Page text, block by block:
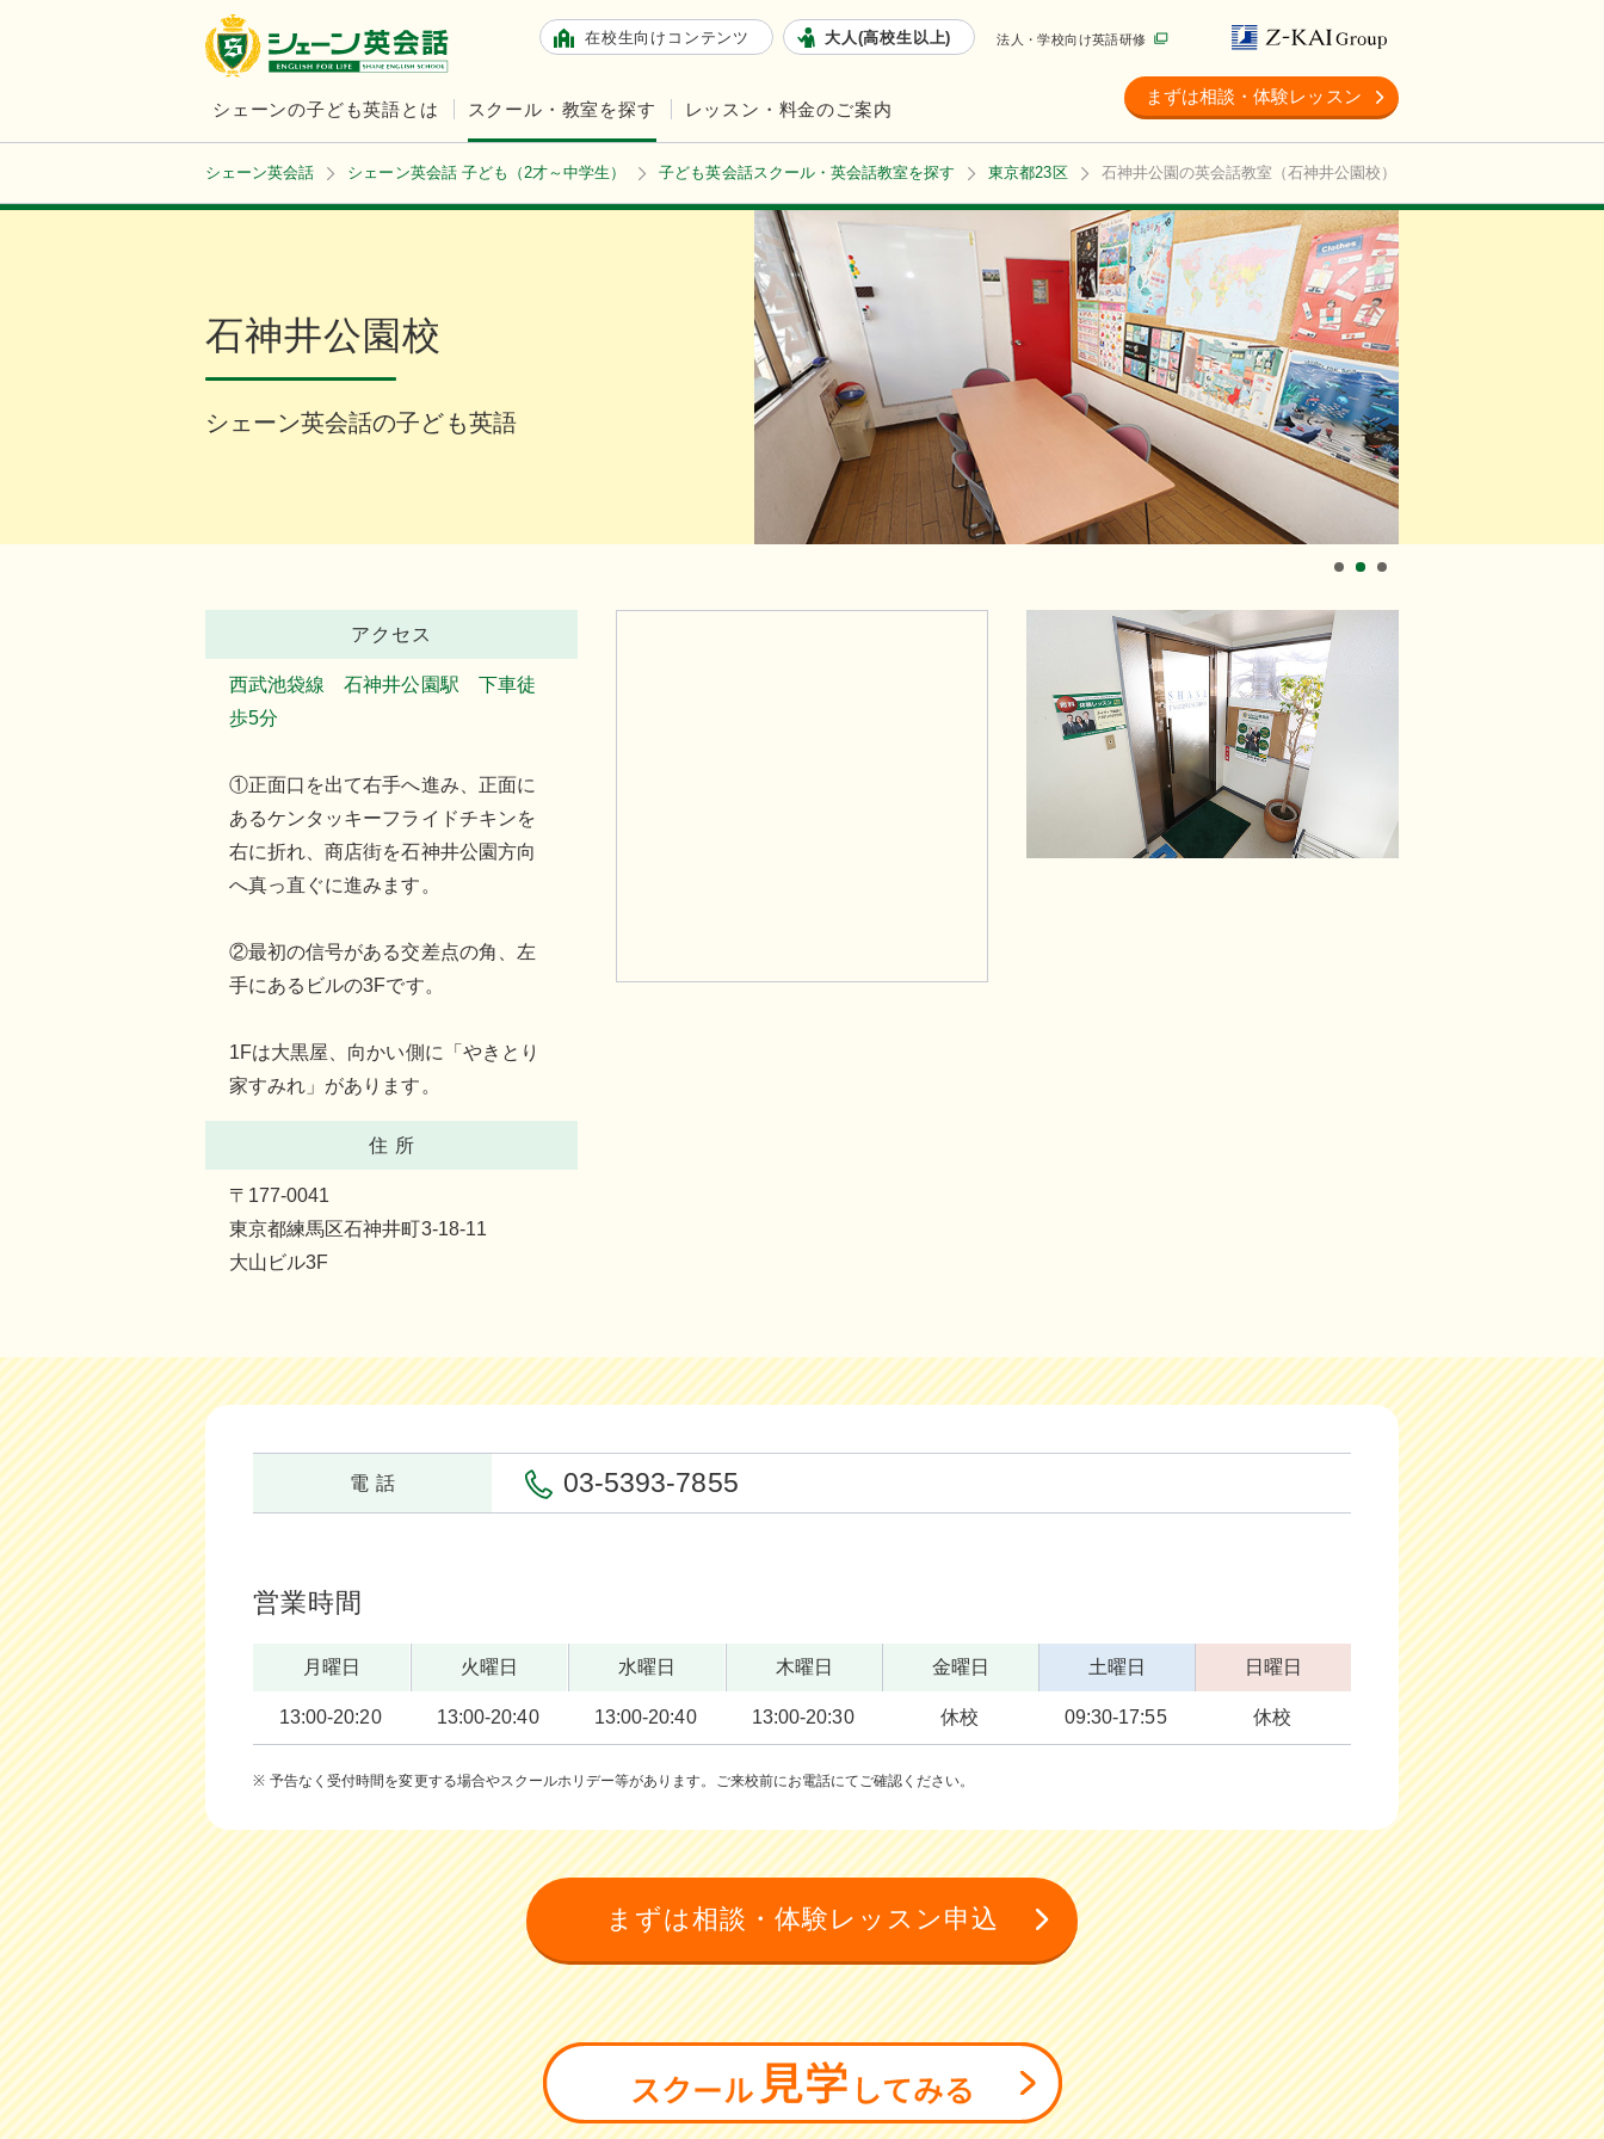
在校生向けコンテンツ 大人(高校生以上) 法人・学校向け英語研修
シェーンの子ども英語とは スクール・教室を探す レッスン・料金のご案内
まずは相談・体験レッスン
シェーン英会話 シェーン英会話 子ども（2才～中学生） 子ども英会話スクール・英会話教室を探す 東京都23区 石神井公園の英会話教室（石神井公園校）
シェーン英会話の子ども英語
石神井公園校
アクセス
西武池袋線 石神井公園駅 下車徒
歩5分
①正面口を出て右手へ進み、正面に
あるケンタッキーフライドチキンを
右に折れ、商店街を石神井公園方向
へ真っ直ぐに進みます。
②最初の信号がある交差点の角、左
手にあるビルの3Fです。
1Fは大黒屋、向かい側に「やきとり
家すみれ」があります。
住 所
〒177-0041
東京都練馬区石神井町3-18-11
大山ビル3F
電 話 03-5393-7855
営業時間
月曜日
13:00-20:20
火曜日
13:00-20:40
水曜日
13:00-20:40
木曜日
13:00-20:30
金曜日
休校
土曜日
09:30-17:55
日曜日
休校
予告なく受付時間を変更する場合やスクールホリデー等があります。ご来校前にお電話にてご確認ください。
まずは相談・体験レッスン申込